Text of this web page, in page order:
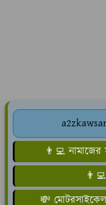
👨‍💻
💸